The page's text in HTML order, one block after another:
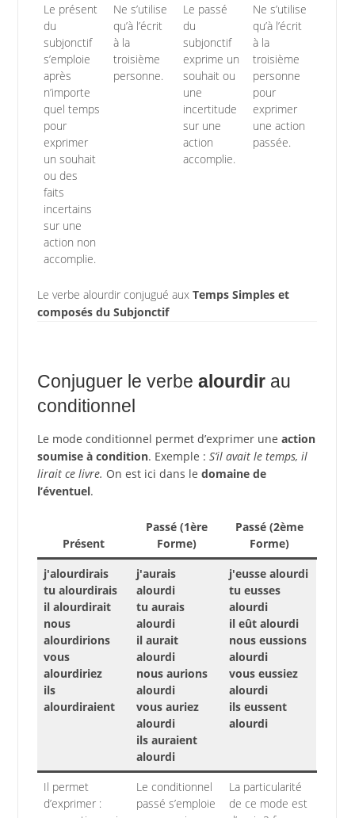
Le présent
du
subjonctif
s’emploie
après
n’importe
quel temps
pour
exprimer
un souhait
ou des
faits
incertains
sur une
action non
accomplie.
Ne s’utilise
qu’à l’écrit
à la
troisième
personne.
Le passé
du
subjonctif
exprime un
souhait ou
une
incertitude
sur une
action
accomplie.
Ne s’utilise
qu’à l’écrit
à la
troisième
personne
pour
exprimer
une action
passée.
Le verbe alourdir conjugué aux Temps Simples et
composés du Subjonctif
Conjuguer le verbe alourdirau
conditionnel
Le mode conditionnel permet d’exprimer une action
soumise à condition. Exemple : S’il avait le temps, il
lirait ce livre. On est ici dans le domaine de
l’éventuel.
Présent
Passé (1ère
Forme)
Passé (2ème
Forme)
j'alourdirais
tu alourdirais
il alourdirait
nous
alourdirions
vous
alourdiriez
ils
alourdiraient
j'aurais
alourdi
tu aurais
alourdi
il aurait
alourdi
nous aurions
alourdi
vous auriez
alourdi
ils auraient
alourdi
j'eusse alourdi
tu eusses
alourdi
il eût alourdi
nous eussions
alourdi
vous eussiez
alourdi
ils eussent
alourdi
Il permet
d’exprimer :
Le conditionnel
passé s’emploie
La particularité
de ce mode est